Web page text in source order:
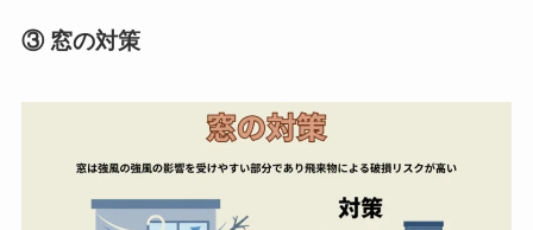
③ 窓の対策